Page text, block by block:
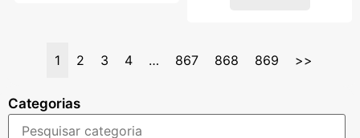
Categorias
1 2 3 4 … 867 868 869 >>